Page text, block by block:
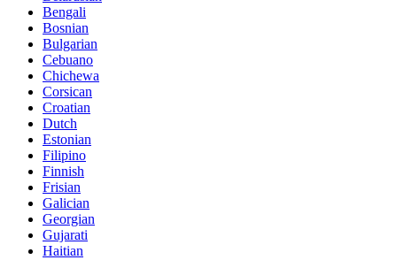
Bengali
Bosnian
Bulgarian
Cebuano
Chichewa
Corsican
Croatian
Dutch
Estonian
Filipino
Finnish
Frisian
Galician
Georgian
Gujarati
Haitian